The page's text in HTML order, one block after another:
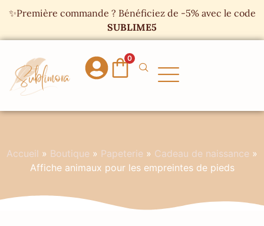
✨Première commande ? Bénéficiez de -5% avec le code
SUBLIME5
0
Accueil » Boutique » Papeterie » Cadeau de naissance »
Affiche animaux pour les empreintes de pieds
Panneau de gestion des cookies